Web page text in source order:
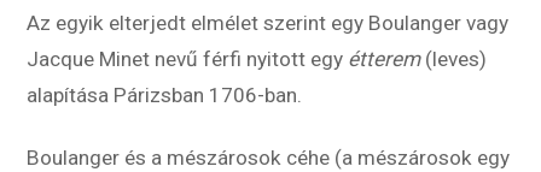
Az egyik elterjedt elmélet szerint egy Boulanger vagy
Jacque Minet nevű férfi nyitott egy étterem (leves)
alapítása Párizsban 1706-ban.
Boulanger és a mészárosok céhe (a mészárosok egy